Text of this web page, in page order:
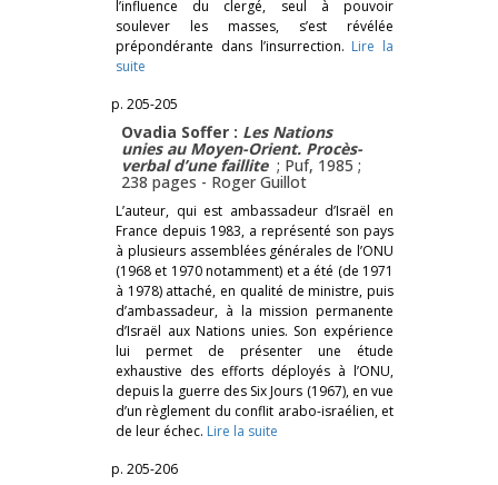
l’influence du clergé, seul à pouvoir
soulever les masses, s’est révélée
prépondérante dans l’insurrection. Lire la
suite
p. 205-205
Ovadia Soffer : Les Nations
unies au Moyen-Orient. Procès-
verbal d’une faillite ; Puf, 1985 ;
238 pages - Roger Guillot
L’auteur, qui est ambassadeur d’Israël en
France depuis 1983, a représenté son pays
à plusieurs assemblées générales de l’ONU
(1968 et 1970 notamment) et a été (de 1971
à 1978) attaché, en qualité de ministre, puis
d’ambassadeur, à la mission permanente
d’Israël aux Nations unies. Son expérience
lui permet de présenter une étude
exhaustive des efforts déployés à l’ONU,
depuis la guerre des Six Jours (1967), en vue
d’un règlement du conflit arabo-israélien, et
de leur échec. Lire la suite
p. 205-206